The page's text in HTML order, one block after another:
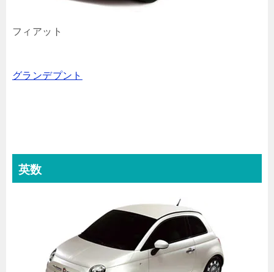
フィアット
グランデプント
英数